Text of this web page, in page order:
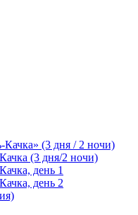
Качка» (3 дня / 2 ночи)
(3 дня/2 ночи)
день 1
день 2